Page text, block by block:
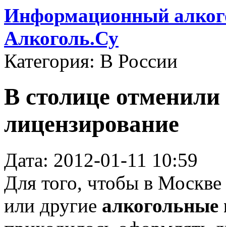
Информационный
Алкоголь.Су
Категория: В России
В столице отменили
лицензирование
Дата: 2012-01-11 10:59
Для того, чтобы в
или другие алкогольные